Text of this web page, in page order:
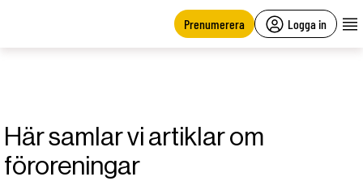
Prenumerera Logga in
Här samlar vi artiklar om
föroreningar